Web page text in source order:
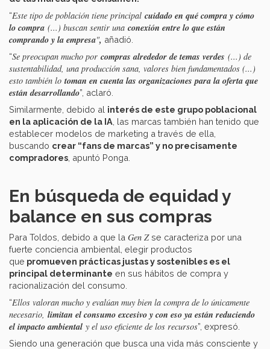
“Este tipo de población tiene principal cuidado en qué compra y cómo
lo compra (...) buscan sentir una conexión entre lo que están
comprando y la empresa", añadió.
“Se preocupan mucho por compras alrededor de temas verdes (...) de
sustentabilidad, una producción sana, valores bien fundamentados (...)
esto también lo toman en cuenta las organizaciones para la oferta que
están desarrollando”, aclaró.
Similarmente, debido al interés de este grupo poblacional
en la aplicación de la IA , las marcas también han tenido que
establecer modelos de marketing a través de ella,
buscando crear “fans de marcas” y no precisamente
compradores , apuntó Ponga.
En búsqueda de equidad y
balance en sus compras
Para Toldos, debido a que la Gen Zse caracteriza por una
fuerte conciencia ambiental, elegir productos
que promueven prácticas justas y sostenibles es el
principal determinante en sus hábitos de compra y
racionalización del consumo.
“Ellos valoran mucho y evalúan muy bien la compra de lo únicamente
necesario, limitan el consumo excesivo y con eso ya están reduciendo
el impacto ambiental y el uso eficiente de los recursos”, expresó.
Siendo una generación que busca una vida más consciente y